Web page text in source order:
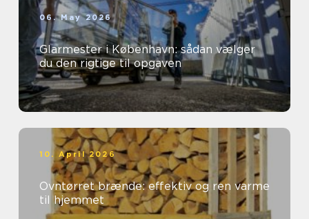
06. May 2026
Glarmester i København: sådan vælger
du den rigtige til opgaven
10. April 2026
Ovntørret brænde: effektiv og ren varme
til hjemmet